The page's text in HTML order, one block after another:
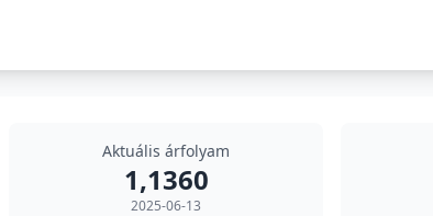
Aktuális árfolyam
1,1360
2025-06-13